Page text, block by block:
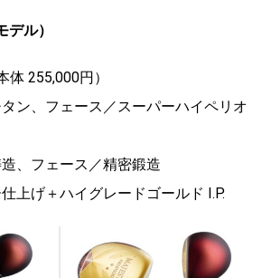
ル）
255,000円）
ン、フェース／スーパーハイペリオ
、フェース／精密鍛造
上げ＋ハイグレードゴールド I.P.